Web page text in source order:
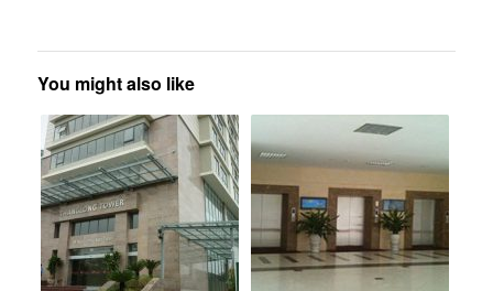
You might also like